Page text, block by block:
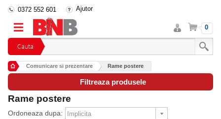
Cauta
0372 552 601 Ajutor
Intra
in
cont
Cos 0
Comunicare si prezentare Rame postere
Filtreaza produsele
Rame postere
Ordoneaza dupa: